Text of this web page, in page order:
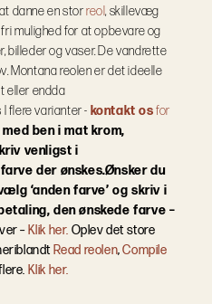
danne en storreol, skillevæg
mulighed for at opbevare og
billeder og vaser. De vandrette
Montana reolen er det ideelle
eller endda
flere varianter - kontakt osfor
ben i mat krom,
venligst i
der ønskes.Ønsker du
‘anden farve’ og skriv i
den ønskede farve –
– Klik her. Oplev det store
Read reolen,Compile
Klik her.